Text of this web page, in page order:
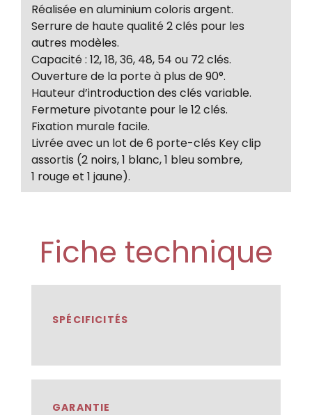
Réalisée en aluminium coloris argent.
Serrure de haute qualité 2 clés pour les
autres modèles.
Capacité : 12, 18, 36, 48, 54 ou 72 clés.
Ouverture de la porte à plus de 90°.
Hauteur d’introduction des clés variable.
Fermeture pivotante pour le 12 clés.
Fixation murale facile.
Livrée avec un lot de 6 porte-clés Key clip
assortis (2 noirs, 1 blanc, 1 bleu sombre,
1 rouge et 1 jaune).
Fiche technique
SPÉCIFICITÉS
GARANTIE